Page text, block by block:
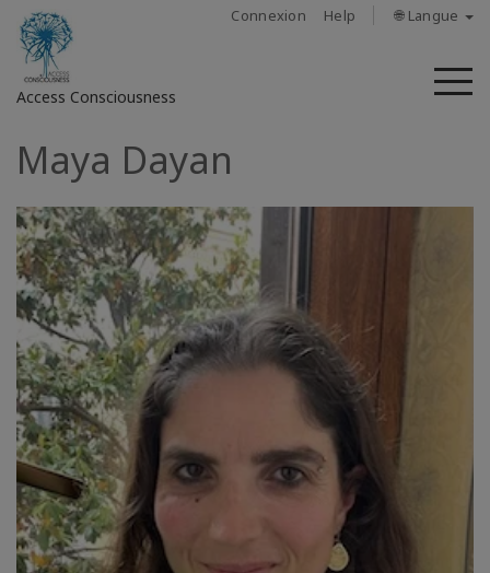
Connexion Help 🌐 Langue
Access Consciousness
Connectez-
vous
sur
votre
compte
À
propos
Access
Bars
Les
régions
Classes
Maya Dayan